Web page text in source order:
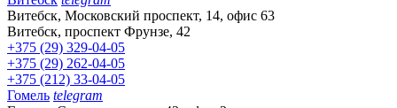
Витебск, Московский проспект, 14, офис 63
Витебск, проспект Фрунзе, 42
+375 (29) 329-04-05
+375 (29) 262-04-05
+375 (212) 33-04-05
Гомель telegram